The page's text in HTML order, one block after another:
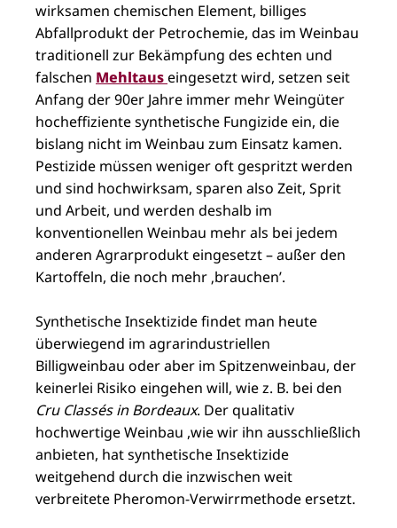
wirksamen chemischen Element, billiges
Abfallprodukt der Petrochemie, das im Weinbau
traditionell zur Bekämpfung des echten und
falschen Mehltauseingesetzt wird, setzen seit
Anfang der 90er Jahre immer mehr Weingüter
hocheffiziente synthetische Fungizide ein, die
bislang nicht im Weinbau zum Einsatz kamen.
Pestizide müssen weniger oft gespritzt werden
und sind hochwirksam, sparen also Zeit, Sprit
und Arbeit, und werden deshalb im
konventionellen Weinbau mehr als bei jedem
anderen Agrarprodukt eingesetzt – außer den
Kartoffeln, die noch mehr ‚brauchen’.
Synthetische Insektizide findet man heute
überwiegend im agrarindustriellen
Billigweinbau oder aber im Spitzenweinbau, der
keinerlei Risiko eingehen will, wie z. B. bei den
Cru Classés in Bordeaux. Der qualitativ
hochwertige Weinbau ,wie wir ihn ausschließlich
anbieten, hat synthetische Insektizide
weitgehend durch die inzwischen weit
verbreitete Pheromon-Verwirrmethode ersetzt.